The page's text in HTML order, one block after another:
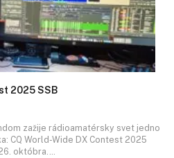
2025 SSB
zažije rádioamatérsky svet jedno
CQ World-Wide DX Contest 2025
októbra.…